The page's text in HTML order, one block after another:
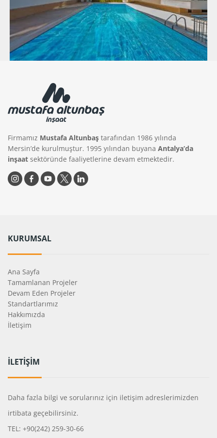
Firmamız Mustafa Altunbaş tarafından 1986 yılında
Mersin’de kurulmuştur. 1995 yılından buyana Antalya’da
inşaat sektöründe faaliyetlerine devam etmektedir.
KURUMSAL
Ana Sayfa
Tamamlanan Projeler
Devam Eden Projeler
Standartlarımız
Hakkımızda
İletişim
İLETİŞİM
Daha fazla bilgi ve sorularınız için iletişim adreslerimizden
irtibata geçebilirsiniz.
TEL: +90(242) 259-30-66